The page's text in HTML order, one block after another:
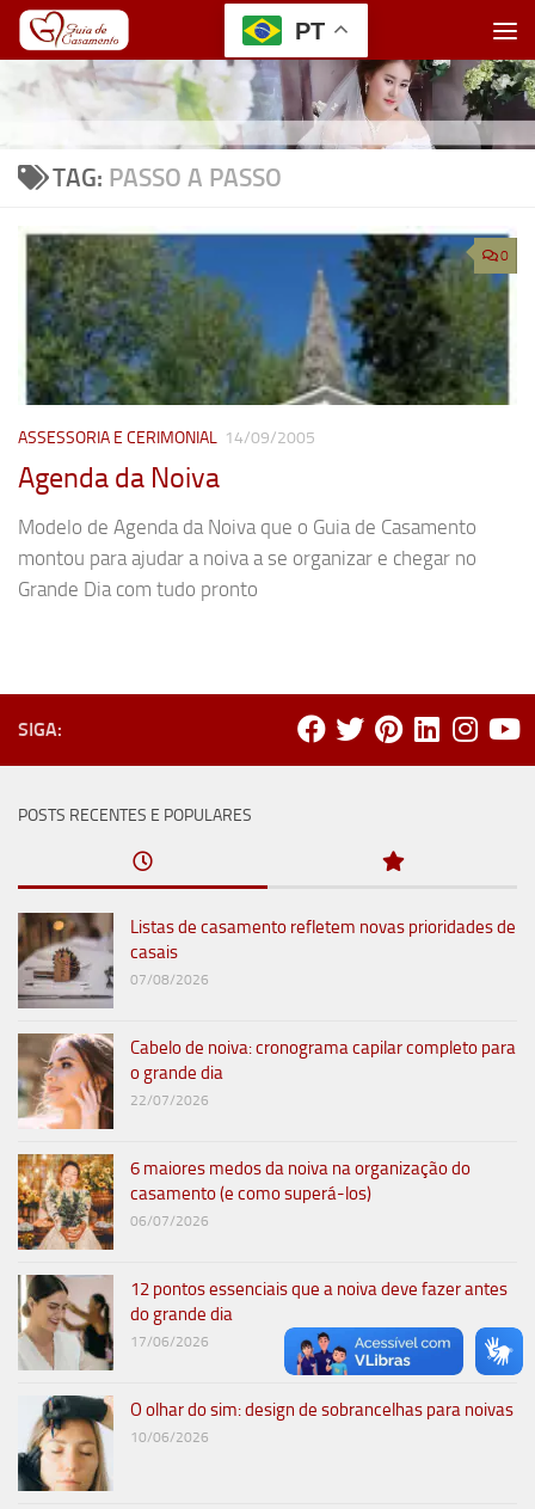
Skip to content
TAG: PASSO A PASSO
0
ASSESSORIA E CERIMONIAL 14/09/2005
Agenda da Noiva
Modelo de Agenda da Noiva que o Guia de Casamento
montou para ajudar a noiva a se organizar e chegar no
Grande Dia com tudo pronto
SIGA:
POSTS RECENTES E POPULARES
Listas de casamento refletem novas prioridades de
casais
07/08/2026
Cabelo de noiva: cronograma capilar completo para
o grande dia
22/07/2026
6 maiores medos da noiva na organização do
casamento (e como superá-los)
06/07/2026
12 pontos essenciais que a noiva deve fazer antes
do grande dia
17/06/2026
O olhar do sim: design de sobrancelhas para noivas
10/06/2026
PT